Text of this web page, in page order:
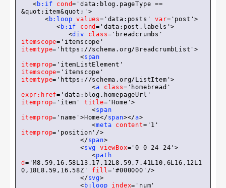
< b:if cond= 'data:blog.pageType ==
&quot;item&quot;' >
< b:loop values= 'data:posts' var= 'post'>
< b:if cond= 'data:post.labels'>
<div class= 'breadcrumbs'
itemscope= 'itemscope'
itemtype= 'https://schema.org/BreadcrumbList'>
<span
itemprop= 'itemListElement'
itemscope= 'itemscope'
itemtype= 'https://schema.org/ListItem'>
<a class= 'homebread'
expr:href= 'data:blog.homepageUrl'
itemprop= 'item' title= 'Home'>
<span
itemprop= 'name'> Home</span></a>
<meta content= '1'
itemprop= 'position' />
</span>
<svg viewBox= '0 0 24 24'>
<path
d = 'M8.59,16.58L13.17,12L8.59,7.41L10,6L16,12L1
0,18L8.59,16.58Z'
fill= '#000000' />
</svg>
< b:loop index= 'num'